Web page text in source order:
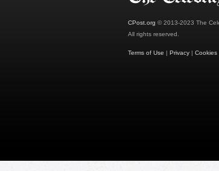
CPost.org © 2013-2023 The
All rights reserved.
Terms of Use | Privacy | Cookies